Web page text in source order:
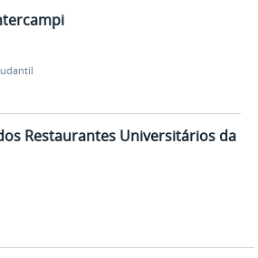
Restaurantes Universitários da